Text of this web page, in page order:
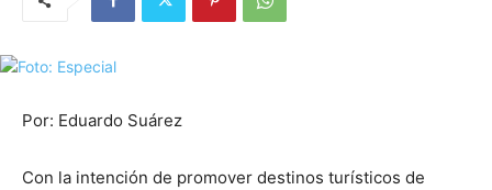
Por: Eduardo Suárez
Con la intención de promover destinos turísticos de